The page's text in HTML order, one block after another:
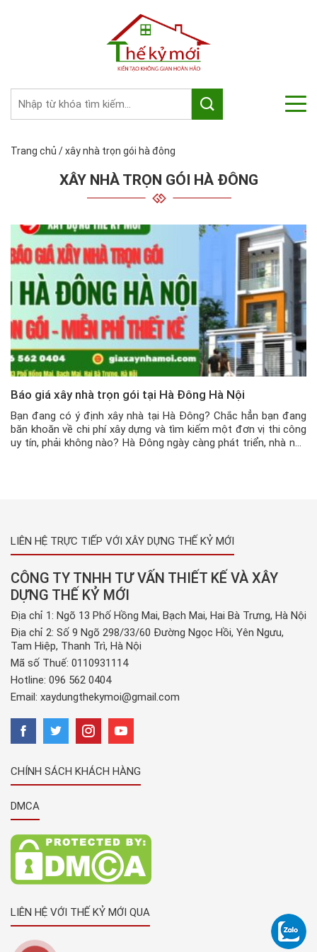
Trang chủ /xây nhà trọn gói hà đông
XÂY NHÀ TRỌN GÓI HÀ ĐÔNG
Báo giá xây nhà trọn gói tại Hà Đông Hà Nội
Bạn đang có ý định xây nhà tại Hà Đông? Chắc hẳn bạn đang
băn khoăn về chi phí xây dựng và tìm kiếm một đơn vị thi công
uy tín, phải không nào? Hà Đông ngày càng phát triển, nhà nhà
LIÊN HỆ TRỰC TIẾP VỚI XÂY DỰNG THẾ KỶ MỚI
CÔNG TY TNHH TƯ VẤN THIẾT KẾ VÀ XÂY
DỰNG THẾ KỶ MỚI
Địa chỉ 1: Ngõ 13 Phố Hồng Mai, Bạch Mai, Hai Bà Trưng, Hà Nội
Địa chỉ 2: Số 9 Ngõ 298/33/60 Đường Ngọc Hồi, Yên Ngưu,
Tam Hiệp, Thanh Trì, Hà Nội
Mã số Thuế: 0110931114
Hotline: 096 562 0404
Email: xaydungthekymoi@gmail.com
CHÍNH SÁCH KHÁCH HÀNG
DMCA
LIÊN HỆ VỚI THẾ KỶ MỚI QUA